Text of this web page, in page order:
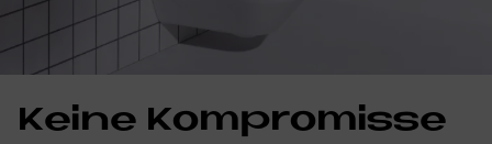
Kei­ne Kom­pro­mis­se